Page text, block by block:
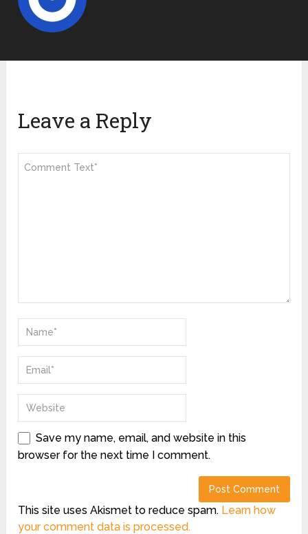
Leave a Reply
Save my name, email, and website in this
browser for the next time I comment.
This site uses Akismet to reduce spam. Learn how
your comment data is processed.